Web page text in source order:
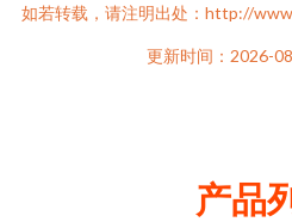
如若转载，请注明出处：http://
更新时间：2026-
产品